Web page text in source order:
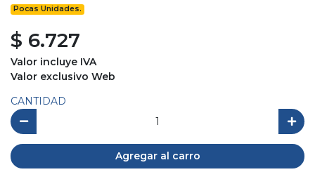
Pocas Unidades.
$ 6.727
Valor incluye IVA
Valor exclusivo Web
CANTIDAD
Agregar al carro